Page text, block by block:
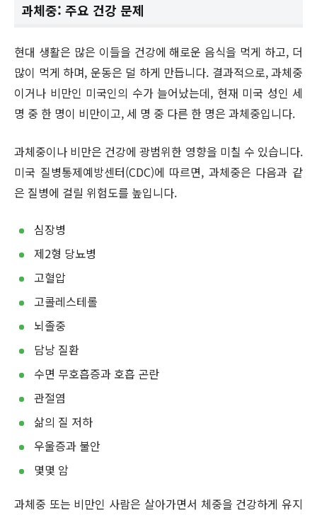
과체중: 주요 건강 문제
현대 생활은 많은 이들을 건강에 해로운 음식을 먹게 하고, 더
많이 먹게 하며, 운동은 덜 하게 만듭니다. 결과적으로, 과체중
이거나 비만인 미국인의 수가 늘어났는데, 현재 미국 성인 세
명 중 한 명이 비만이고, 세 명 중 다른 한 명은 과체중입니다.
과체중이나 비만은 건강에 광범위한 영향을 미칠 수 있습니다.
미국 질병통제예방센터(CDC)에 따르면, 과체중은 다음과 같
은 질병에 걸릴 위험도를 높입니다.
심장병
제2형 당뇨병
고혈압
고콜레스테롤
뇌졸중
담낭 질환
수면 무호흡증과 호흡 곤란
관절염
삶의 질 저하
우울증과 불안
몇몇 암
과체중 또는 비만인 사람은 살아가면서 체중을 건강하게 유지